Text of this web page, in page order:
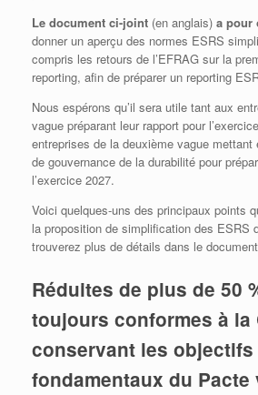
Le document ci-joint (en anglais) a pour
donner un aperçu des normes ESRS
compris les retours de l’EFRAG sur la
reporting, afin de préparer un reporting
Nous espérons qu’il sera utile tant aux
vague préparant leur rapport pour
entreprises de la deuxième vague
de gouvernance de la durabilité pour
l’exercice 2027.
Voici quelques-uns des principaux points
la proposition de simplification des ESRS
trouverez plus de détails dans le
Réduites de plus de 50
toujours conformes à la
conservant les objectifs
fondamentaux du Pacte